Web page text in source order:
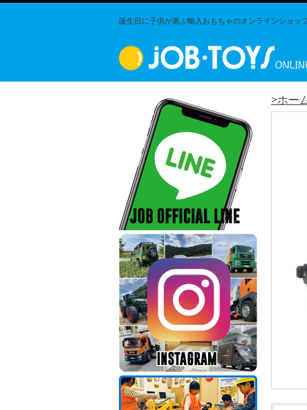
誕生日に子供が喜ぶ輸入おもちゃのオンラインショッ
>ホー